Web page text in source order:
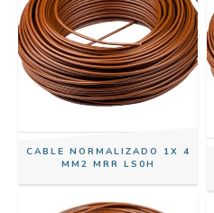
CABLE NORMALIZADO 1X 4
MM2 MRR LS0H